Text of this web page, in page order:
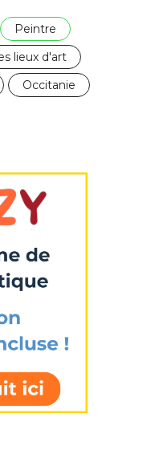
Peintre
lieux d'art
Occitanie